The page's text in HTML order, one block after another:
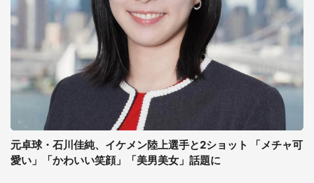
元卓球・石川佳純、イケメン陸上選手と2ショット 「メチャ可
愛い」「かわいい笑顔」「美男美女」話題に